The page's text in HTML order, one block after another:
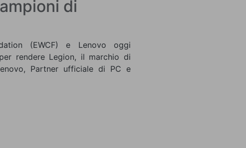
di
(EWCF) e Lenovo oggi
rendere Legion, il marchio di
Partner ufficiale di PC e